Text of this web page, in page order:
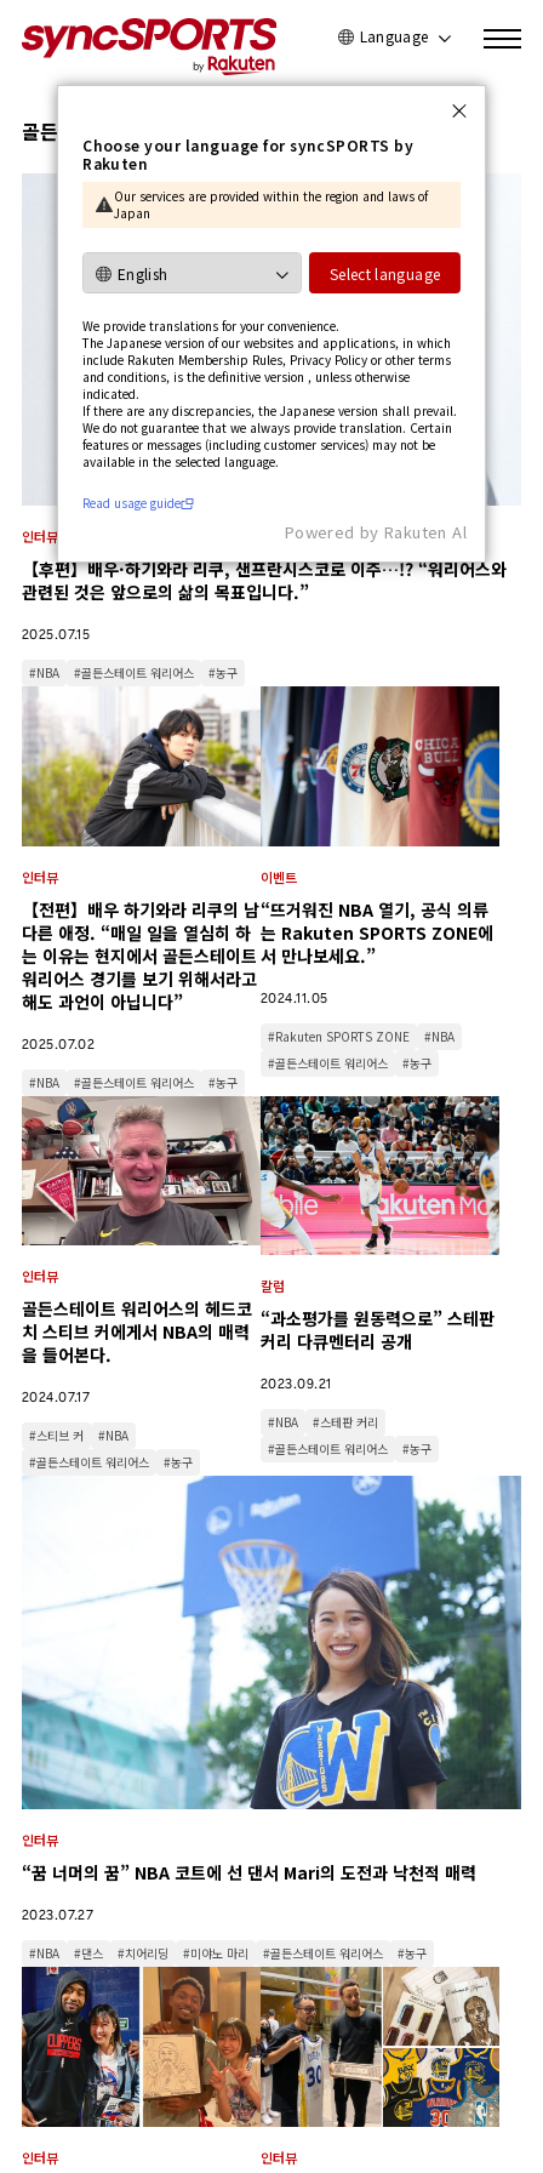
Language
日本語
繁體中文
골든스테이트 워리어스
인터뷰
【후편】배우·하기와라 리쿠, 샌프란시스코로 이주…!? “워리어스와
관련된 것은 앞으로의 삶의 목표입니다.”
2025.07.15
#NBA #골든스테이트 워리어스 #농구
인터뷰
【전편】배우 하기와라 리쿠의 남
다른 애정. “매일 일을 열심히 하
는 이유는 현지에서 골든스테이트
워리어스 경기를 보기 위해서라고
해도 과언이 아닙니다”
2025.07.02
#NBA #골든스테이트 워리어스 #농구
이벤트
“뜨거워진 NBA 열기, 공식 의류
는 Rakuten SPORTS ZONE에
서 만나보세요.”
2024.11.05
#Rakuten SPORTS ZONE
#NBA
#골든스테이트 워리어스
#농구
인터뷰
골든스테이트 워리어스의 헤드코
치 스티브 커에게서 NBA의 매력
을 들어본다.
2024.07.17
#스티브 커
#NBA
#골든스테이트 워리어스
#농구
칼럼
“과소평가를 원동력으로” 스테판
커리 다큐멘터리 공개
2023.09.21
#NBA
#스테판 커리
#골든스테이트 워리어스
#농구
인터뷰
“꿈 너머의 꿈” NBA 코트에 선 댄서 Mari의 도전과 낙천적 매력
2023.07.27
#NBA #댄스 #치어리딩 #미야노 마리 #골든스테이트 워리어스 #농구
인터뷰 인터뷰
Choose your language for syncSPORTS by
Rakuten
Our services are provided within the region and laws of
Japan
Select language
We provide translations for your convenience.
The Japanese version of our websites and applications, in which
include Rakuten Membership Rules, Privacy Policy or other terms
and conditions, is the definitive version , unless otherwise
indicated.
If there are any discrepancies, the Japanese version shall prevail.
We do not guarantee that we always provide translation. Certain
features or messages (including customer services) may not be
available in the selected language.​
Read usage guide
Powered by Rakuten Al
사용가이드 보기